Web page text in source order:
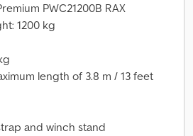
PWC21200B RAX
1200 kg
length of 3.8 m / 13 feet
and winch stand